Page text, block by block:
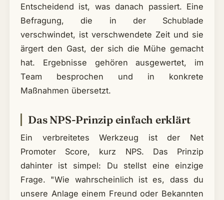
Entscheidend ist, was danach passiert. Eine
Befragung, die in der Schublade
verschwindet, ist verschwendete Zeit und sie
ärgert den Gast, der sich die Mühe gemacht
hat. Ergebnisse gehören ausgewertet, im
Team besprochen und in konkrete
Maßnahmen übersetzt.
Das NPS-Prinzip einfach erklärt
Ein verbreitetes Werkzeug ist der Net
Promoter Score, kurz NPS. Das Prinzip
dahinter ist simpel: Du stellst eine einzige
Frage. "Wie wahrscheinlich ist es, dass du
unsere Anlage einem Freund oder Bekannten